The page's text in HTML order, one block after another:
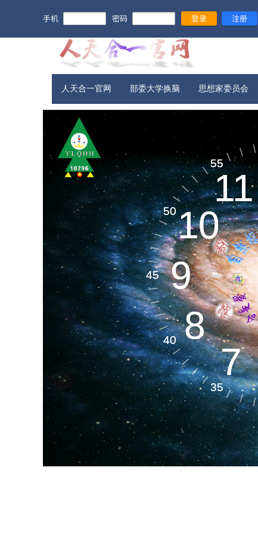
手机 密码 登录 注册
人天合一官网 部委大学换脑 思想家委员会
宇宙信息​
新旧农业
生命天文​
35
40
45
50
55
7
8
9
10
11
35
40
45
50
55
7
8
9
10
11
生命空间​
生命材料​